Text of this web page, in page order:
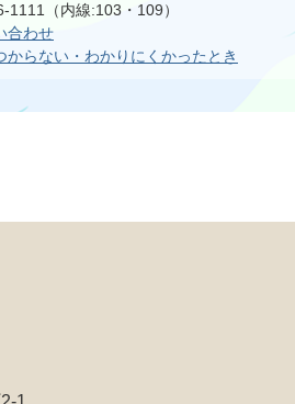
1111（内線:103・109）
合わせ
からない・わかりにくかったとき